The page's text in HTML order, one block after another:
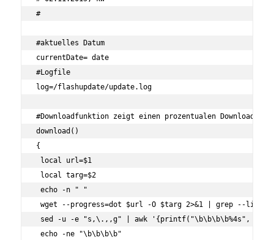
#
#aktuelles Datum
currentDate= date
#Logfile
log=/flashupdate/update.log
#Downloadfunktion zeigt einen prozentualen
download()
{
local url=$1
local targ=$2
echo -n " "
wget --progress=dot $url -O $targ 2>&1 | grep --line-
sed -u -e "s,\.,,g" | awk '{printf("\b\b\b\b%4s",
echo -ne "\b\b\b\b"